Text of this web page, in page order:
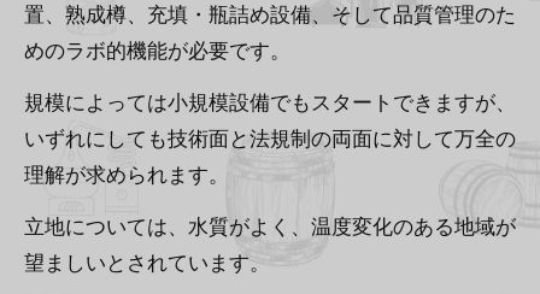
置、熟成樽、充填・瓶詰め設備、そして品質管理のた
めのラボ的機能が必要です。
規模によっては小規模設備でもスタートできますが、
いずれにしても技術面と法規制の両面に対して万全の
理解が求められます。
立地については、水質がよく、温度変化のある地域が
望ましいとされています。